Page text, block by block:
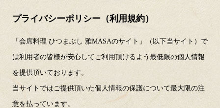
プライバシーポリシー（利用規約）
「会席料理 ひつまぶし 雅MASAのサイト」（以下当サイト）で
は利用者の皆様が安心してご利用頂けるよう最低限の個人情報
を提供頂いております。
当サイトではご提供頂いた個人情報の保護について最大限の注
意を払っています。